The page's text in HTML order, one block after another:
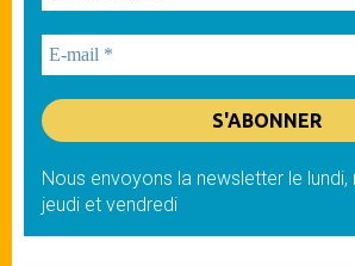
Nous envoyons la newsletter le lundi,
jeudi et vendredi